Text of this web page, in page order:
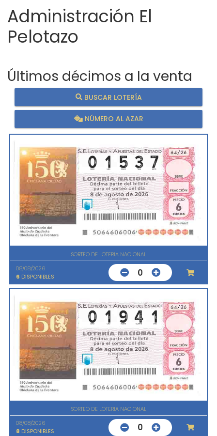
Administración El
Pelotazo
Últimos décimos a la venta
BUSCAR LOTERÍA
NÚMERO AL AZAR
SORTEO DE LOTERIA NACIONAL
08/08/2026
6 DISPONIBLES 0
SORTEO DE LOTERIA NACIONAL
08/08/2026
8 DISPONIBLES 0